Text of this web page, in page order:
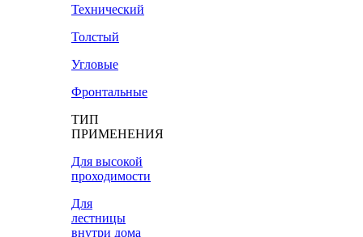
Технический
Толстый
Угловые
Фронтальные
ТИП
ПРИМЕНЕНИЯ
Для высокой
проходимости
Для
лестницы
внутри дома